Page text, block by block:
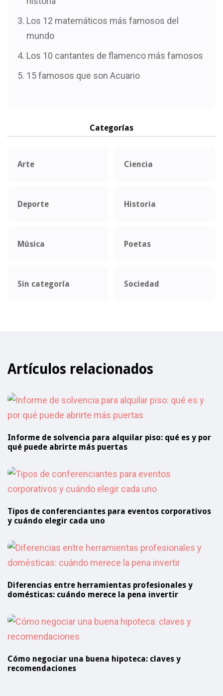
Los 12 matemáticos más famosos del
mundo
Los 10 cantantes de flamenco más famosos
15 famosos que son Acuario
Categorías
Arte Ciencia
Deporte Historia
Música Poetas
Sin categoría Sociedad
Artículos relacionados
Informe de solvencia para alquilar piso: qué es y por
qué puede abrirte más puertas
Tipos de conferenciantes para eventos corporativos
y cuándo elegir cada uno
Diferencias entre herramientas profesionales y
domésticas: cuándo merece la pena invertir
Cómo negociar una buena hipoteca: claves y
recomendaciones